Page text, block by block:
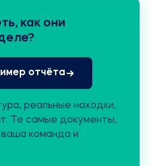
как они
отчёта
реальные находки,
Те самые документы,
команда и